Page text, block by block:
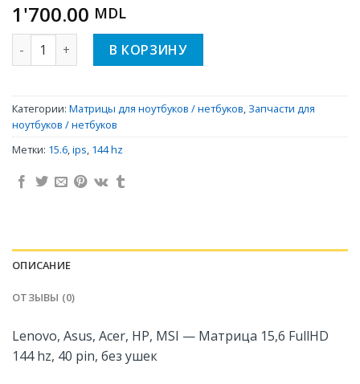
1'700.00 MDL
Количество Lenovo, Asus, Acer, HP, MSI - Матрица 15,6
В КОРЗИНУ
Категории: Матрицы для ноутбуков / нетбуков, Запчасти для
ноутбуков / нетбуков
Метки: 15.6,ips, 144 hz
ОПИСАНИЕ
ОТЗЫВЫ (0)
Lenovo, Asus, Acer, HP, MSI — Матрица 15,6 FullHD
144 hz, 40 pin, без ушек